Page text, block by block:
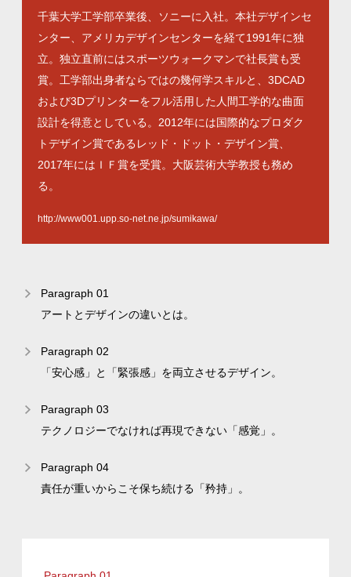
千葉大学工学部卒業後、ソニーに入社。本社デザインセ
ンター、アメリカデザインセンターを経て1991年に独
立。独立直前にはスポーツウォークマンで社長賞も受
賞。工学部出身者ならではの幾何学スキルと、3DCAD
および3Dプリンターをフル活用した人間工学的な曲面
設計を得意としている。2012年には国際的なプロダク
トデザイン賞であるレッド・ドット・デザイン賞、
2017年にはＩＦ賞を受賞。大阪芸術大学教授も務め
る。
http://www001.upp.so-net.ne.jp/sumikawa/
Paragraph 01
アートとデザインの違いとは。
Paragraph 02
「安心感」と「緊張感」を両立させるデザイン。
Paragraph 03
テクノロジーでなければ再現できない「感覚」。
Paragraph 04
責任が重いからこそ保ち続ける「矜持」。